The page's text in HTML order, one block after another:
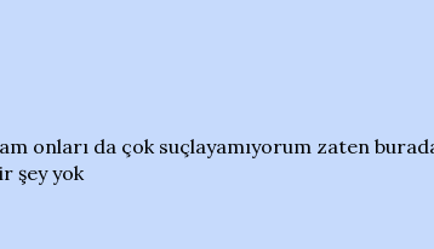
onları da çok suçlayamıyorum zaten
şey yok